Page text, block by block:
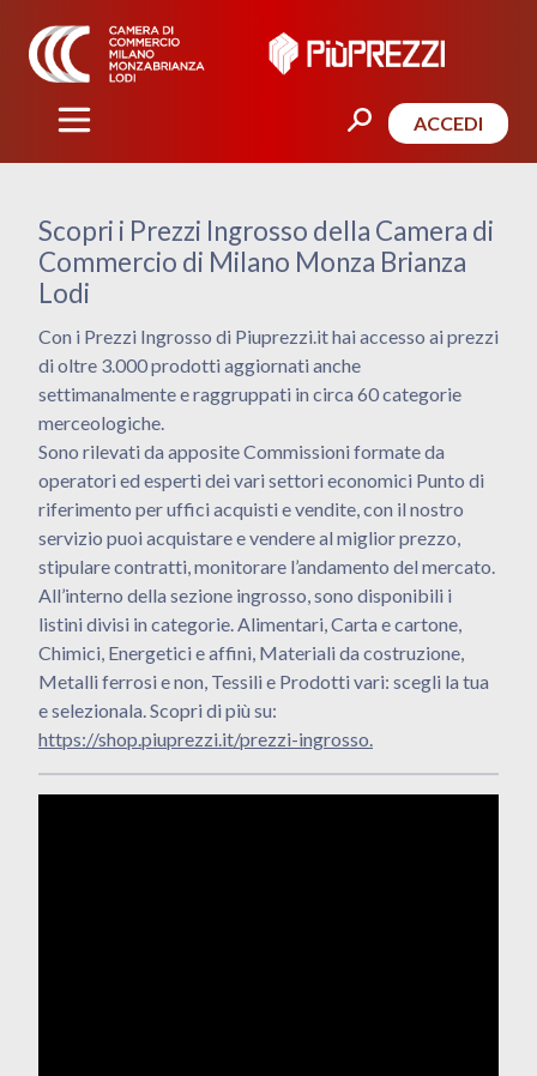
ACCEDI
Scopri i Prezzi Ingrosso della Camera di
Commercio di Milano Monza Brianza
Lodi
Con i Prezzi Ingrosso di Piuprezzi.it hai accesso ai prezzi
di oltre 3.000 prodotti aggiornati anche
settimanalmente e raggruppati in circa 60 categorie
merceologiche.
Sono rilevati da apposite Commissioni formate da
operatori ed esperti dei vari settori economici Punto di
riferimento per uffici acquisti e vendite, con il nostro
servizio puoi acquistare e vendere al miglior prezzo,
stipulare contratti, monitorare l’andamento del mercato.
All’interno della sezione ingrosso, sono disponibili i
listini divisi in categorie. Alimentari, Carta e cartone,
Chimici, Energetici e affini, Materiali da costruzione,
Metalli ferrosi e non, Tessili e Prodotti vari: scegli la tua
e selezionala. Scopri di più su:
https://shop.piuprezzi.it/prezzi-ingrosso.